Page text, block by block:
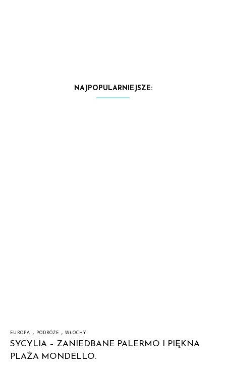
NAJPOPULARNIEJSZE:
EUROPA , PODRÓŻE , WŁOCHY
SYCYLIA – ZANIEDBANE PALERMO I PIĘKNA
PLAŻA MONDELLO.